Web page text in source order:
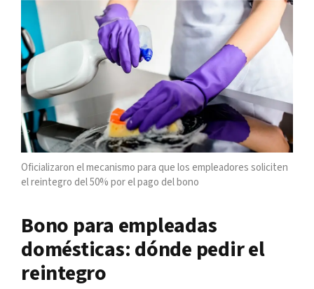
Oficializaron el mecanismo para que los empleadores soliciten
el reintegro del 50% por el pago del bono
Bono para empleadas
domésticas: dónde pedir el
reintegro